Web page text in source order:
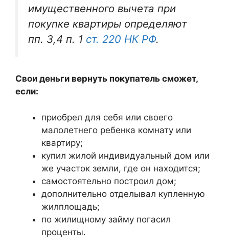
имущественного вычета при
покупке квартиры определяют
пп. 3,4 п. 1 ст. 220 НК РФ.
Свои деньги вернуть покупатель сможет,
если:
приобрел для себя или своего
малолетнего ребенка комнату или
квартиру;
купил жилой индивидуальный дом или
же участок земли, где он находится;
самостоятельно построил дом;
дополнительно отделывал купленную
жилплощадь;
по жилищному займу погасил
проценты.